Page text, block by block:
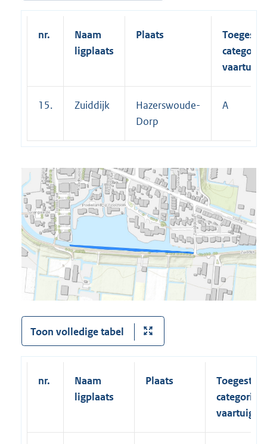
nr.
Naam
ligplaats
Plaats
15. Zuiddijk
Hazerswoude-
Dorp
A
Toon volledige tabel
nr.
Naam
ligplaats
Plaats
vaartuigen